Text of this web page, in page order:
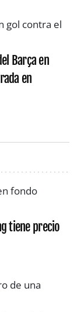
Barça en
en
tiene precio